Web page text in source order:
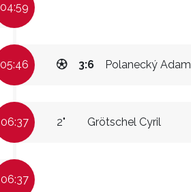
04:59
05:46 Polanecký Adam
3:6
06:37 Grötschel Cyril
2"
06:37